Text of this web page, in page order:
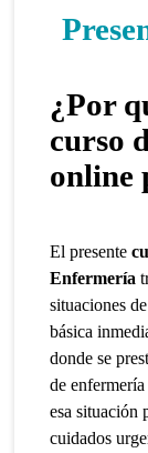
¿Por
curso
online
El presente
Enfermería
situaciones
básica
donde se
de
esa situación
cuidados